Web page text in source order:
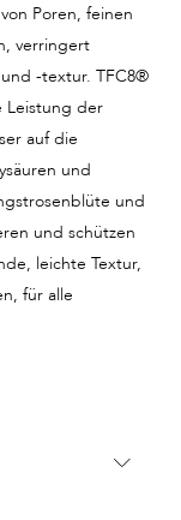
Poren, feinen
verringert
-textur. TFC8®
Leistung der
auf die
und
und
und schützen
leichte Textur,
für alle